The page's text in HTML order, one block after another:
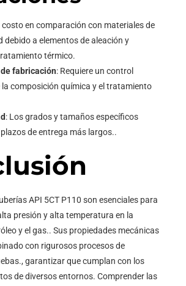
costo en comparación con materiales de
debido a elementos de aleación y
térmico.
fabricación: Requiere un control
la composición química y el tratamiento
: Los grados y tamaños específicos
de entrega más largos..
API 5CT P110 son esenciales para
presión y alta temperatura en la
y el gas.. Sus propiedades mecánicas
con rigurosos procesos de
garantizar que cumplan con los
de diversos entornos. Comprender las